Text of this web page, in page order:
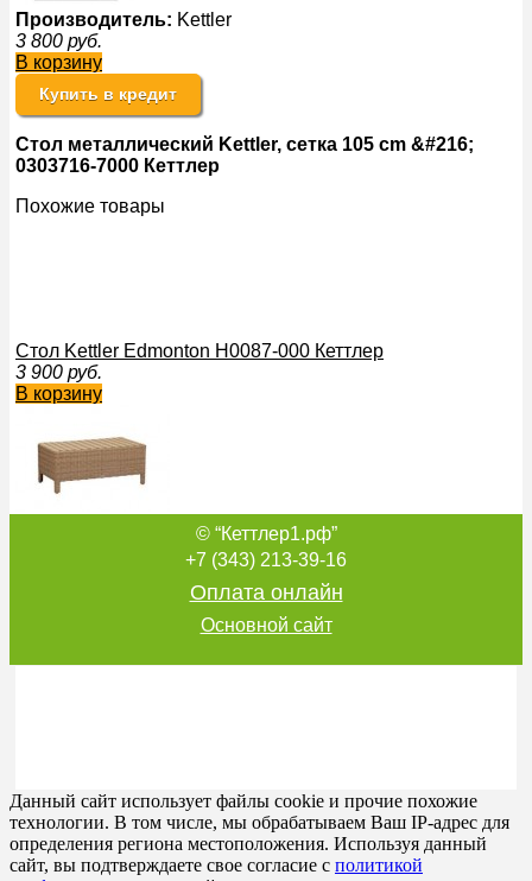
Производитель: Kettler
3 800 руб.
В корзину
Купить в кредит
Стол металлический Kettler, сетка 105 cm &#216;
0303716-7000 Кеттлер
Похожие товары
Стол Kettler Edmonton H0087-000 Кеттлер
3 900 руб.
В корзину
Стол Kettler Comfort 0101234-XXXX Кеттлер
© “Кеттлер1.рф”
+7 (343) 213-39-16
Оплата онлайн
Основной сайт
Данный сайт использует файлы cookie и прочие похожие
технологии. В том числе, мы обрабатываем Ваш IP-адрес для
определения региона местоположения. Используя данный
сайт, вы подтверждаете свое согласие с политикой